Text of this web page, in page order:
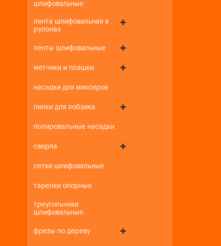
шлифовальные
лента шлифовальная в
рулонах
ленты шлифовальные
метчики и плашки
насадки для миксеров
пилки для лобзика
полировальные насадки
сверла
сетки шлифовальные
тарелки опорные
треугольники
шлифовальные
фрезы по дереву